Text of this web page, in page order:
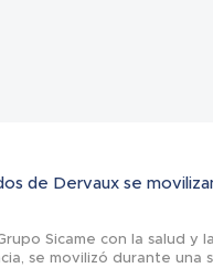
de Dervaux se
Sicame con la salud
se movilizó durante una